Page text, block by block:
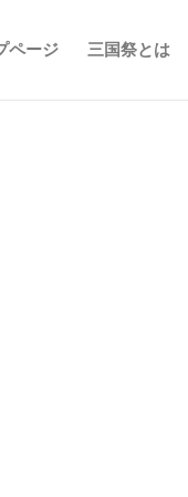
ページ 三国祭とは